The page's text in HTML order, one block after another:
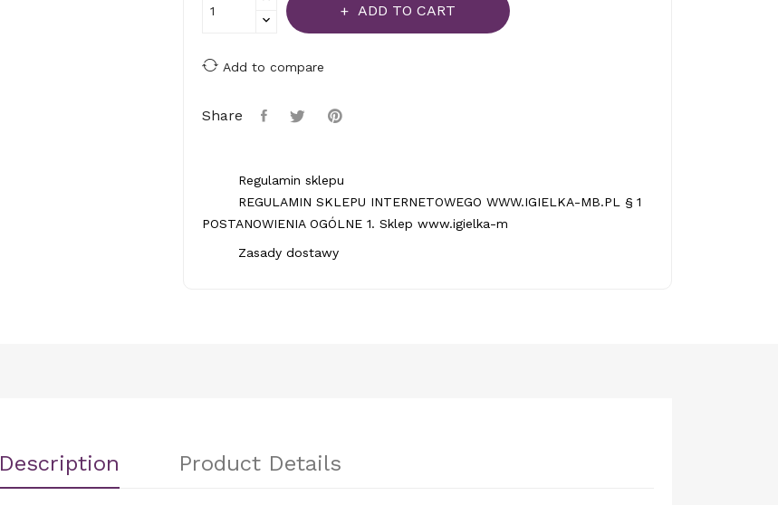
ADD TO CART
Add to compare
Share
Regulamin sklepu
REGULAMIN SKLEPU INTERNETOWEGO WWW.IGIELKA-MB.PL § 1
POSTANOWIENIA OGÓLNE 1. Sklep www.igielka-m
Zasady dostawy
Description Product Details